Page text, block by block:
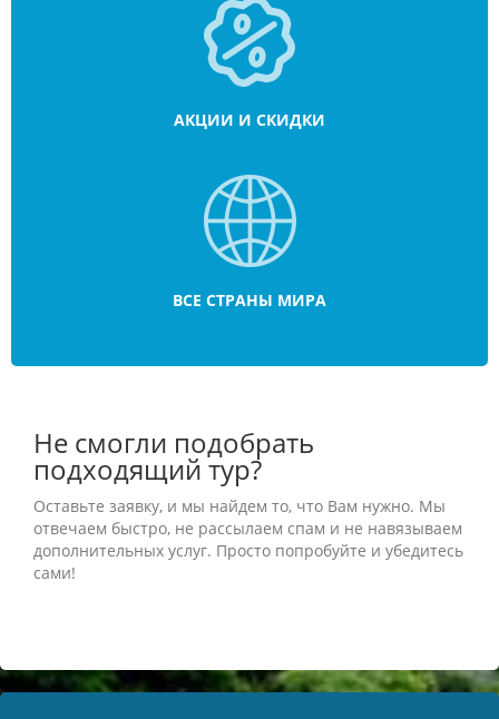
АКЦИИ И СКИДКИ
ВСЕ СТРАНЫ МИРА
Не смогли подобрать
подходящий тур?
Оставьте заявку, и мы найдем то, что Вам нужно. Мы
отвечаем быстро, не рассылаем спам и не навязываем
дополнительных услуг. Просто попробуйте и убедитесь
сами!